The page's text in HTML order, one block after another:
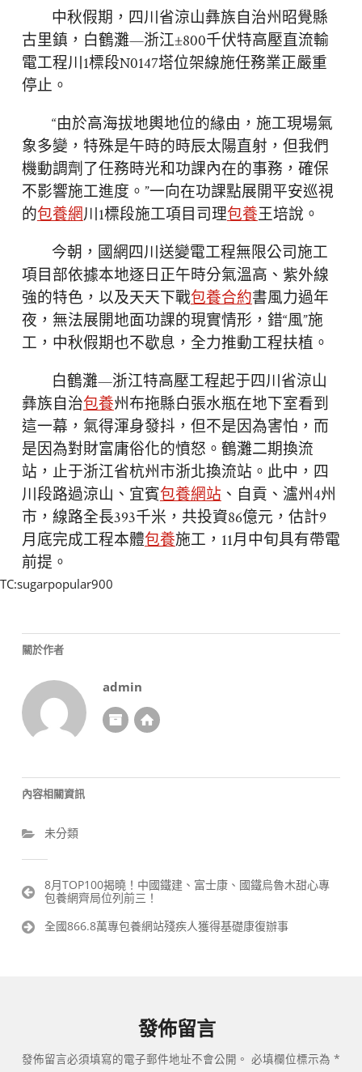
中秋假期，四川省涼山彝族自治州昭覺縣
古里鎮，白鶴灘—浙江±800千伏特高壓直流輸
電工程川1標段N0147塔位架線施任務業正嚴重
停止。
“由於高海拔地輿地位的緣由，施工現場氣
象多變，特殊是午時的時辰太陽直射，但我們
機動調劑了任務時光和功課內在的事務，確保
不影響施工進度。”一向在功課點展開平安巡視
的包養網川1標段施工項目司理包養王培說。
今朝，國網四川送變電工程無限公司施工
項目部依據本地逐日正午時分氣溫高、紫外線
強的特色，以及天天下戰包養合約書風力過年
夜，無法展開地面功課的現實情形，錯“風”施
工，中秋假期也不歇息，全力推動工程扶植。
白鶴灘—浙江特高壓工程起于四川省涼山
彝族自治包養州布拖縣白張水瓶在地下室看到
這一幕，氣得渾身發抖，但不是因為害怕，而
是因為對財富庸俗化的憤怒。鶴灘二期換流
站，止于浙江省杭州市浙北換流站。此中，四
川段路過涼山、宜賓包養網站 、自貢、瀘州4州
市，線路全長393千米，共投資86億元，估計9
月底完成工程本體包養施工，11月中旬具有帶電
前提。
TC:sugarpopular900
關於作者
admin
內容相關資訊
未分類
文
章
導
覽
8月TOP100揭曉！中國鐵建、富士康、國鐵烏魯木甜心專
包養網齊局位列前三！
全國866.8萬專包養網站殘疾人獲得基礎康復辦事
發佈留言
發佈留言必須填寫的電子郵件地址不會公開。 必填欄位標示為 *